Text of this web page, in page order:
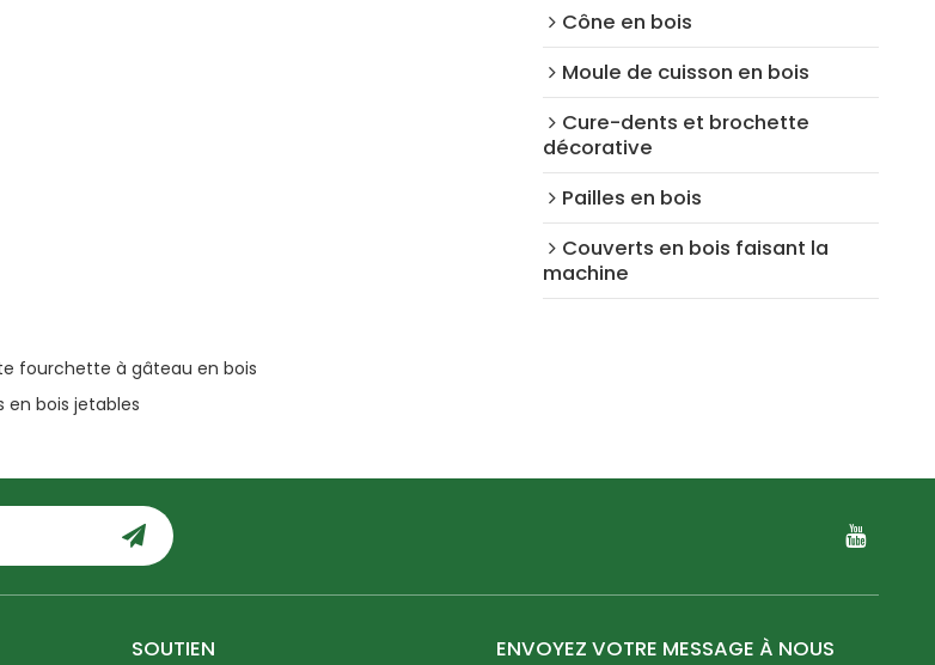
fourchette à gâteau en bois
bois jetables
Cône en bois
Moule de cuisson en bois
Cure-dents et brochette
décorative
Pailles en bois
Couverts en bois faisant la
machine
SOUTIEN ENVOYEZ VOTRE MESSAGE À NOUS